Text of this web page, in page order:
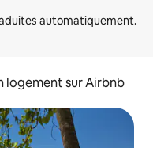
logement sur Airbnb